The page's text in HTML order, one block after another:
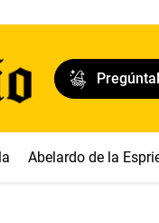
Abelardo de la